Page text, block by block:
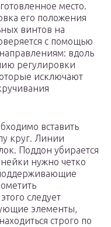
место.
его положения
винтов на
с помощью
вдоль
регулировки
исключают
вставить
круг. Линии
Поддон убирается
нужно четко
следует
элементы,
строго по